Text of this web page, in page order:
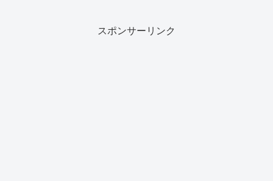
スポンサーリンク